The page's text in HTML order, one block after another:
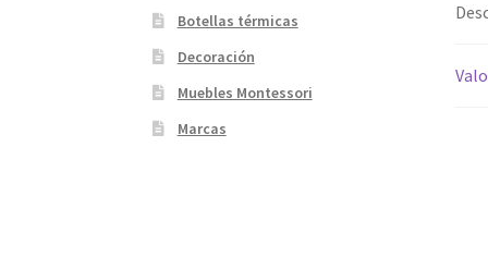
Botellas térmicas
Decoración
Muebles Montessori
Marcas